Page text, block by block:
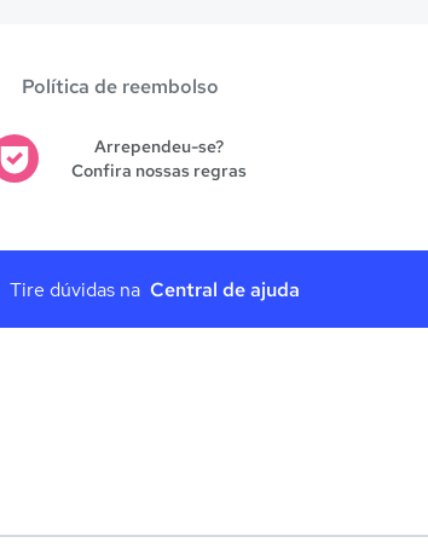
Política de reembolso
Arrependeu-se?
Confira nossas regras
Tire dúvidas na Central de ajuda